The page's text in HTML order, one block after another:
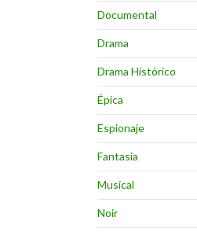
Documental
Drama
Drama Histórico
Épica
Espionaje
Fantasia
Musical
Noir